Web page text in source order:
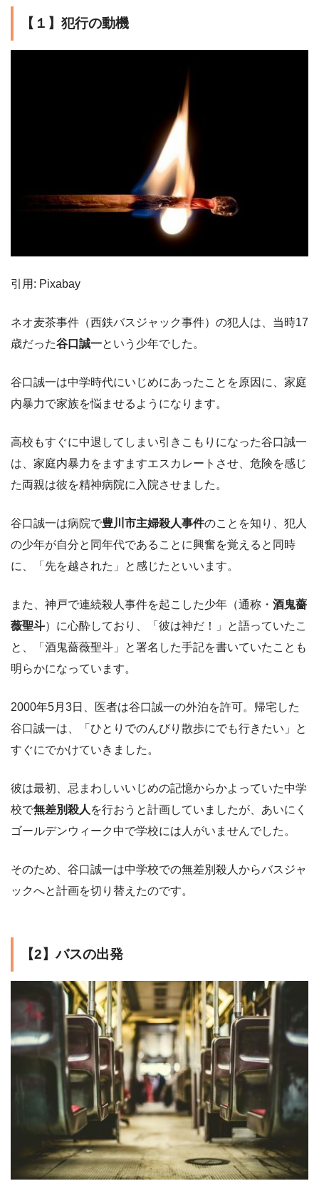
【１】犯行の動機
引用: Pixabay
ネオ麦茶事件（西鉄バスジャック事件）の犯人は、当時17
歳だった谷口誠一という少年でした。
谷口誠一は中学時代にいじめにあったことを原因に、家庭
内暴力で家族を悩ませるようになります。
高校もすぐに中退してしまい引きこもりになった谷口誠一
は、家庭内暴力をますますエスカレートさせ、危険を感じ
た両親は彼を精神病院に入院させました。
谷口誠一は病院で豊川市主婦殺人事件のことを知り、犯人
の少年が自分と同年代であることに興奮を覚えると同時
に、「先を越された」と感じたといいます。
また、神戸で連続殺人事件を起こした少年（通称・ 酒鬼薔
薇聖斗）に心酔しており、「彼は神だ！」と語っていたこ
と、「酒鬼薔薇聖斗」と署名した手記を書いていたことも
明らかになっています。
2000年5月3日、医者は谷口誠一の外泊を許可。帰宅した
谷口誠一は、「ひとりでのんびり散歩にでも行きたい」と
すぐにでかけていきました。
彼は最初、忌まわしいいじめの記憶からかよっていた中学
校で無差別殺人 を行おうと計画していましたが、あいにく
ゴールデンウィーク中で学校には人がいませんでした。
そのため、谷口誠一は中学校での無差別殺人からバスジャ
ックへと計画を切り替えたのです。
【2】バスの出発